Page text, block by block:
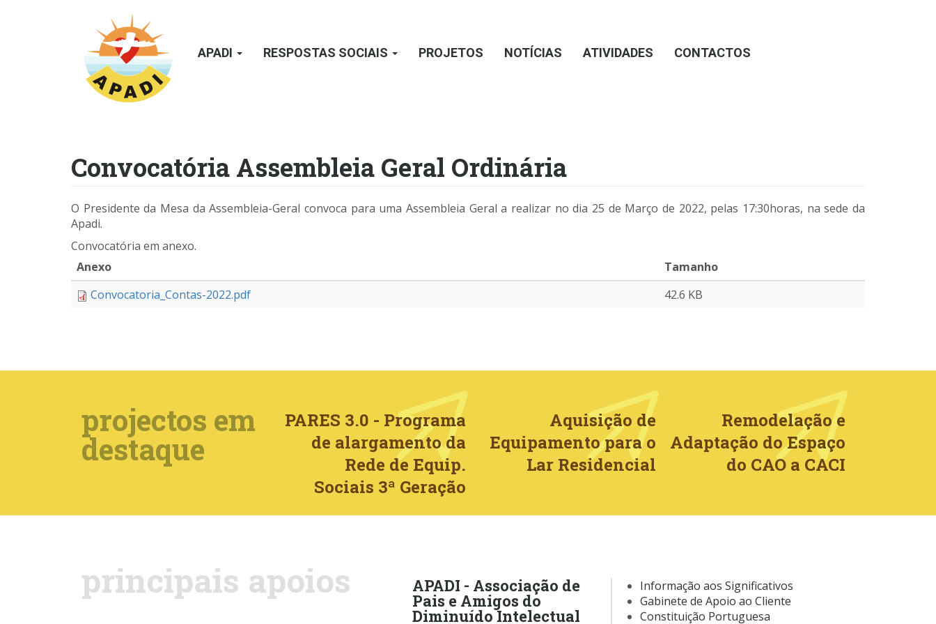
APADI RESPOSTAS SOCIAIS PROJETOS NOTÍCIAS ATIVIDADES CONTACTOS
Convocatória Assembleia Geral Ordinária
O Presidente da Mesa da Assembleia-Geral convoca para uma Assembleia Geral a realizar no dia 25 de Março de 2022, pelas 17:30horas, na sede da
Apadi.
Convocatória em anexo.
Anexo
Tamanho
Convocatoria_Contas-2022.pdf
42.6 KB
projectos em
destaque
PARES 3.0 - Programa
de alargamento da
Rede de Equip.
Sociais 3ª Geração
Aquisição de
Equipamento para o
Lar Residencial
Remodelação e
Adaptação do Espaço
do CAO a CACI
principais apoios APADI - Associação de
Pais e Amigos do
Diminuído Intelectual
Informação aos Significativos
Gabinete de Apoio ao Cliente
Constituição Portuguesa